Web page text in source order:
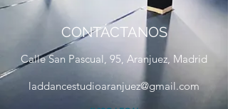
CONTÁCTANOS
Calle San Pascual, 95, Aranjuez, Madrid
laddancestudioaranjuez@gmail.com